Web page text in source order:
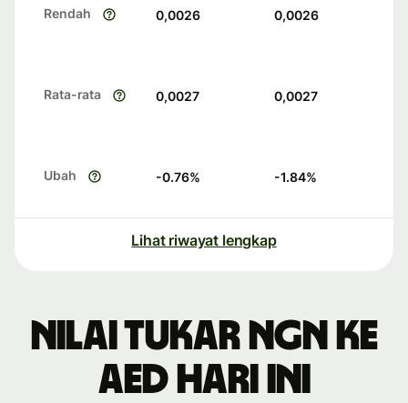
Rendah 0,0026 0,0026
Rata-rata 0,0027 0,0027
Ubah -0.76% -1.84%
Lihat riwayat lengkap
Nilai tukar NGN ke
AED hari ini